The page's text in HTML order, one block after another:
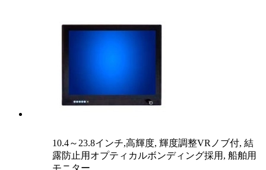
10.4～23.8インチ,高輝度, 輝度調整VRノブ付, 結
露防止用オプティカルボンディング採用, 船舶用